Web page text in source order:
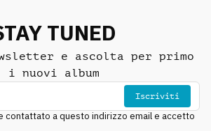
TUNED
e ascolta per primo
i nuovi album
Iscriviti
contattato a questo indirizzo email e accetto